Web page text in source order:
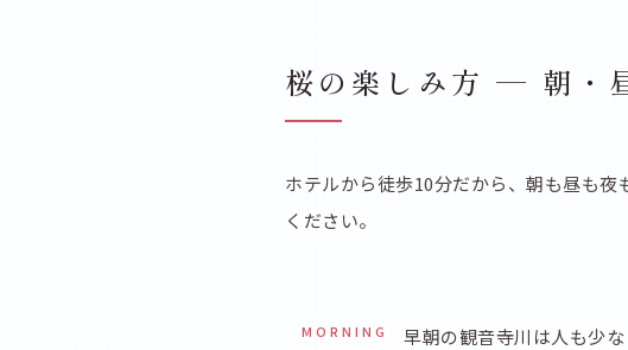
桜の楽しみ方 — 朝・
ホテルから徒歩10分だから、朝も昼も
ください。
MORNING
早朝の観音寺川は人も少